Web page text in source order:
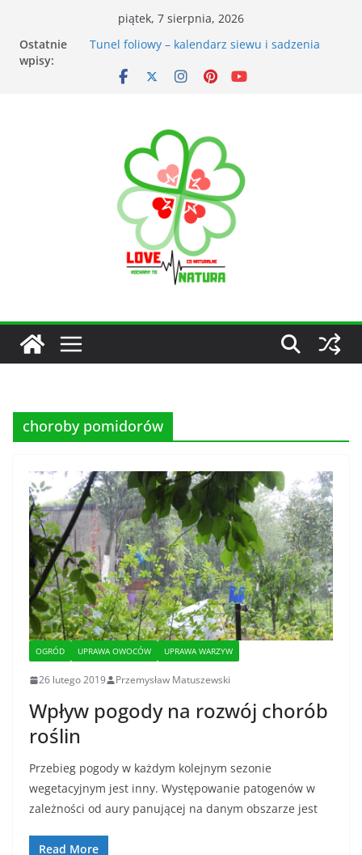
piątek, 7 sierpnia, 2026
Ostatnie
wpisy:
Przyrządy do pomiarów meteorologicznych
warzyw
Narzędzia ogrodnicze nieocenionym
wsparciem w ogrodzie
choroby pomidorów
OGRÓD UPRAWA OWOCÓW UPRAWA WARZYW
26 lutego 2019 Przemysław Matuszewski
Wpływ pogody na rozwój chorób
roślin
Przebieg pogody w każdym kolejnym sezonie
wegetacyjnym jest inny. Występowanie patogenów w
zależności od aury panującej na danym obszarze jest
Read More